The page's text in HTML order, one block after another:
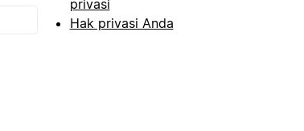
privasi
Hak privasi Anda